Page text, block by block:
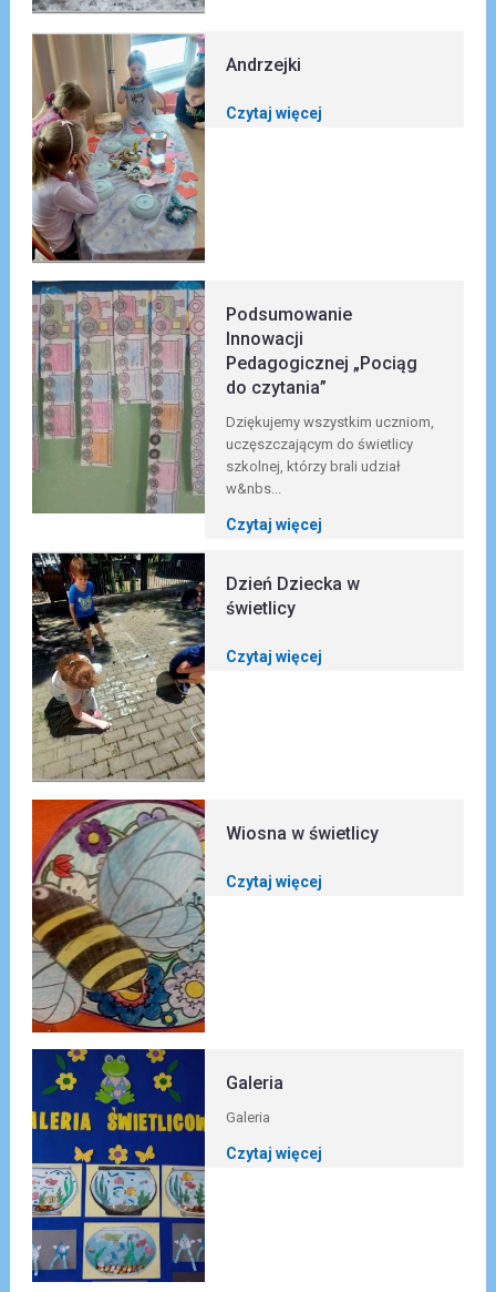
Andrzejki
Czytaj więcej
Podsumowanie
Innowacji
Pedagogicznej „Pociąg
do czytania”
Dziękujemy wszystkim uczniom,
uczęszczającym do świetlicy
szkolnej, którzy brali udział
w&nbs...
Czytaj więcej
Dzień Dziecka w
świetlicy
Czytaj więcej
Wiosna w świetlicy
Czytaj więcej
Galeria
Galeria
Czytaj więcej